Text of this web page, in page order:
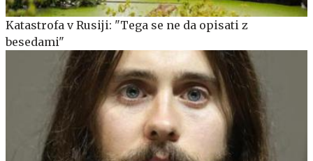
Katastrofa v Rusiji: "Tega se ne da opisati z
besedami"